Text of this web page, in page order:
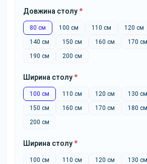
Довжина столу*
80 см 100 см 110 см 120 см
140 см
150 см 160 см 170 см
190 см
200 см
Ширина столу*
100 см 110 см 120 см 130 см
150 см
160 см 170 см 180 см
200 см
Ширина столу*
100 см 110 см 120 см 130 см